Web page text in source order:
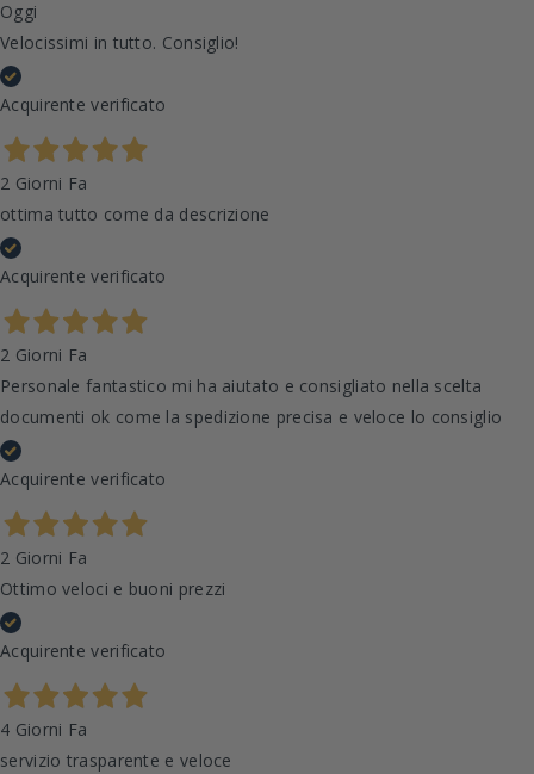
Oggi
Velocissimi in tutto. Consiglio!
Acquirente verificato
2 Giorni Fa
ottima tutto come da descrizione
Acquirente verificato
2 Giorni Fa
Personale fantastico mi ha aiutato e consigliato nella scelta
documenti ok come la spedizione precisa e veloce lo consiglio
Acquirente verificato
2 Giorni Fa
Ottimo veloci e buoni prezzi
Acquirente verificato
4 Giorni Fa
servizio trasparente e veloce